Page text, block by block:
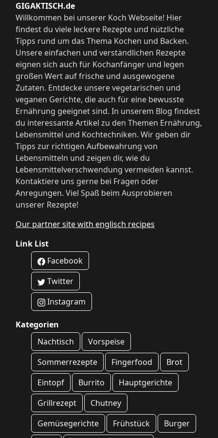
GIGAKTISCH.de
Willkommen bei unserer Koch Webseite! Hier
findest du viele leckere Rezepte und nützliche
Tipps rund um das Thema Kochen und Backen.
Unsere einfachen und verständlichen Rezepte
eignen sich auch für Kochanfänger und legen
großen Wert auf frische und ausgewogene
Zutaten. Entdecke unsere vegetarischen und
veganen Gerichte, die auch für eine bewusste
Ernährung geeignet sind. In unserem Blog findest
du interessante Artikel zu den Themen Ernährung,
Lebensmittel und Kochtechniken. Wir geben dir
Tipps zur richtigen Aufbewahrung von
Lebensmitteln und zeigen dir, wie du
Lebensmittelverschwendung vermeiden kannst.
Kontaktiere uns gerne bei Fragen oder
Anregungen. Viel Spaß beim Ausprobieren
unserer Rezepte!
Our partner site with englisch recipes
Link List
Facebook
Twitter
Instagram
Kategorien
Nachtisch
Vorspeise
Sommerrezepte
Fingerfood
Brot
Eintopf
Burrito
Hauptgerichte
Grillrezept
Chutney
Gemüsegerichte
Frühstück
Burger